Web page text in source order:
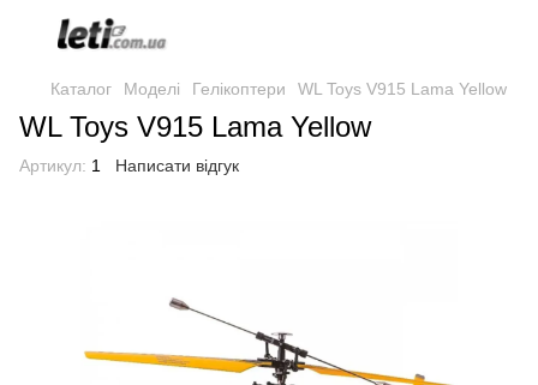
Каталог Моделі Гелікоптери WL Toys V915 Lama Yellow
WL Toys V915 Lama Yellow
Артикул: 1 Написати відгук